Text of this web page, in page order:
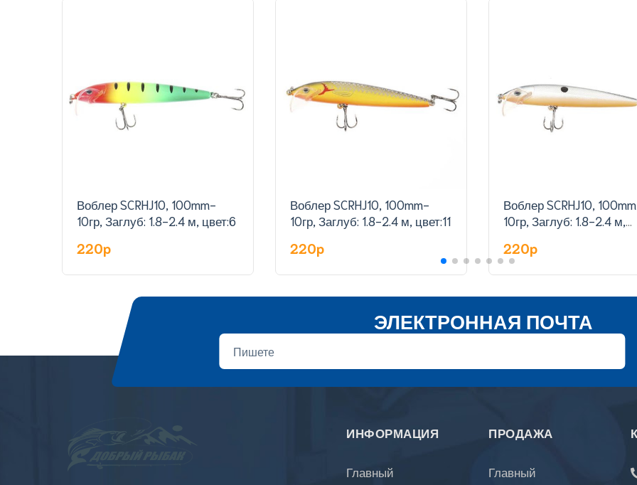
Воблер SCRHJ10, 100mm-
10гр, Заглуб: 1.8-2.4 м, цвет:6
220p
Воблер SCRHJ10, 100mm-
10гр, Заглуб: 1.8-2.4 м, цвет:11
220p
Воблер SCRHJ10,
10гр, Заглуб: 1.8-2.4 м,
220p
ЭЛЕКТРОННАЯ ПОЧТА
ИНФОРМАЦИЯ
Главный
ПРОДАЖА
Главный